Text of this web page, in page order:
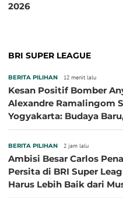
2026
BRI SUPER LEAGUE
BERITA PILIHAN 12 menit lalu
Kesan Positif Bomber
Alexandre Ramalingom
Yogyakarta: Budaya
BERITA PILIHAN 2 jam lalu
Ambisi Besar Carlos
Persita di BRI Super
Harus Lebih Baik dari